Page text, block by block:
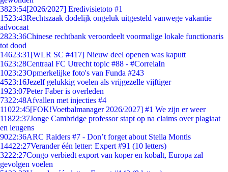
3823:54[2026/2027] Eredivisietoto #1
1523:43Rechtszaak dodelijk ongeluk uitgesteld vanwege vakantie
advocaat
2823:36Chinese rechtbank veroordeelt voormalige lokale functionaris
tot dood
14623:31 [WLR SC #417] Nieuw deel openen was kaputt
1623:28Centraal FC Utrecht topic #88 - #CorreiaIn
1023:23Opmerkelijke foto's van Funda #243
4523:16Jezelf gelukkig voelen als vrijgezelle vijftiger
1923:07Peter Faber is overleden
7322:48Afvallen met injecties #4
11022:45[FOK!Voetbalmanager 2026/2027] #1 We zijn er weer
11822:37Jonge Cambridge professor stapt op na claims over plagiaat
en leugens
9022:36ARC Raiders #7 - Don’t forget about Stella Montis
14422:27Verander één letter: Expert #91 (10 letters)
3222:27Congo verbiedt export van koper en kobalt, Europa zal
gevolgen voelen